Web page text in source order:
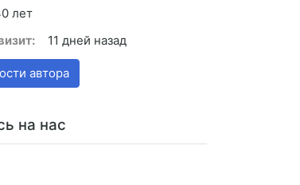
лет
11 дней назад
автора
на нас